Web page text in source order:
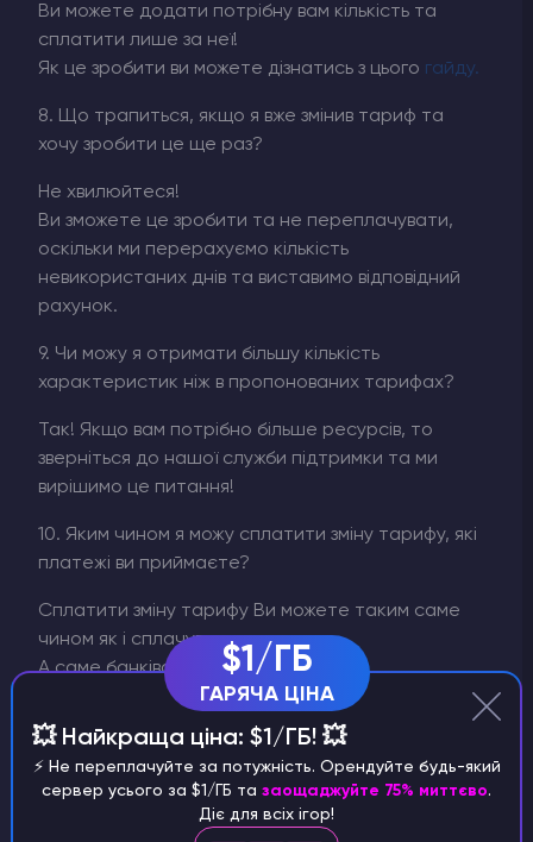
Ви можете додати потрібну вам кількість та
сплатити лише за неї!
Як це зробити ви можете дізнатись з цього гайду.
8. Що трапиться, якщо я вже змінив тариф та
хочу зробити це ще раз?
Не хвилюйтеся!
Ви зможете це зробити та не переплачувати,
оскільки ми перерахуємо кількість
невикористаних днів та виставимо відповідний
рахунок.
9. Чи можу я отримати більшу кількість
характеристик ніж в пропонованих тарифах?
Так! Якщо вам потрібно більше ресурсів, то
зверніться до нашої служби підтримки та ми
вирішимо це питання!
10. Яким чином я можу сплатити зміну тарифу, які
платежі ви приймаєте?
Сплатити зміну тарифу Ви можете таким саме
чином як і сплачували за сервер.
А саме банківською картою, PayPal,
криптовалютою або з використанням
GooglePay/ApplePay.
11. Чи можу я сплатити сервер більше ніж на
місяць?
$1/ГБ
ГАРЯЧА ЦІНА
💥 Найкраща ціна: $1/ГБ! 💥
⚡️ Не переплачуйте за потужність. Орендуйте будь-який
сервер усього за $1/ГБ та заощаджуйте 75% миттєво.
Діє для всіх ігор!